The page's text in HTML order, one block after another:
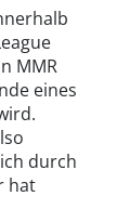
MMR
eines
durch
hat